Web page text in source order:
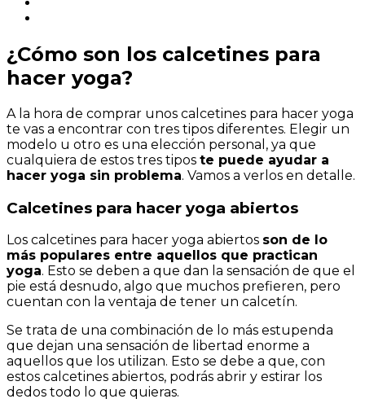
¿Cómo son los calcetines para
hacer yoga?
A la hora de comprar unos calcetines para hacer yoga
te vas a encontrar con tres tipos diferentes. Elegir un
modelo u otro es una elección personal, ya que
cualquiera de estos tres tipos te puede ayudar a
hacer yoga sin problema. Vamos a verlos en detalle.
Calcetines para hacer yoga abiertos
Los calcetines para hacer yoga abiertos son de lo
más populares entre aquellos que practican
yoga. Esto se deben a que dan la sensación de que el
pie está desnudo, algo que muchos prefieren, pero
cuentan con la ventaja de tener un calcetín.
Se trata de una combinación de lo más estupenda
que dejan una sensación de libertad enorme a
aquellos que los utilizan. Esto se debe a que, con
estos calcetines abiertos, podrás abrir y estirar los
dedos todo lo que quieras.